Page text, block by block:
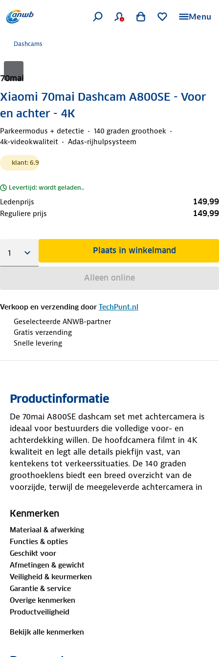
Menu
Dashcams
70mai
Xiaomi 70mai Dashcam A800SE - Voor
en achter - 4K
Parkeermodus + detectie
140 graden groothoek
4k-videokwaliteit
Adas-rijhulpsysteem
klant: 6.9
Levertijd: wordt geladen..
Ledenprijs 149,99
Reguliere prijs 149,99
Plaats in winkelmand
Alleen online
Verkoop en verzending door TechPunt.nl
Geselecteerde ANWB-partner
Gratis verzending
Snelle levering
Productinformatie
De 70mai A800SE dashcam set met achtercamera is
ideaal voor bestuurders die volledige voor- en
achterdekking willen. De hoofdcamera filmt in 4K
kwaliteit en legt alle details piekfijn vast, van
kentekens tot verkeerssituaties. De 140 graden
groothoeklens biedt een breed overzicht van de
voorzijde, terwijl de meegeleverde achtercamera in
er achter het voertuig gebeurt. Zo ben je altijd
onverwachte situaties op parkeerplaatsen.
De set presteert ook ’s nachts uitstekend. Dankzij
HDR worden donkere en lichte delen nauwkeurig
gebalanceerd, zodat belangrijke details zichtbaar
blijven, zelfs bij slechte verlichting of tegenlicht. De
geïntegreerde GPS registreert automatisch snelheid
en locatie voor extra duidelijkheid bij ritrapporten
en incidentanalyses.
Kenmerken
Materiaal & afwerking
Functies & opties
Geschikt voor
Afmetingen & gewicht
Veiligheid & keurmerken
Garantie & service
Overige kenmerken
Productveiligheid
Bekijk alle kenmerken